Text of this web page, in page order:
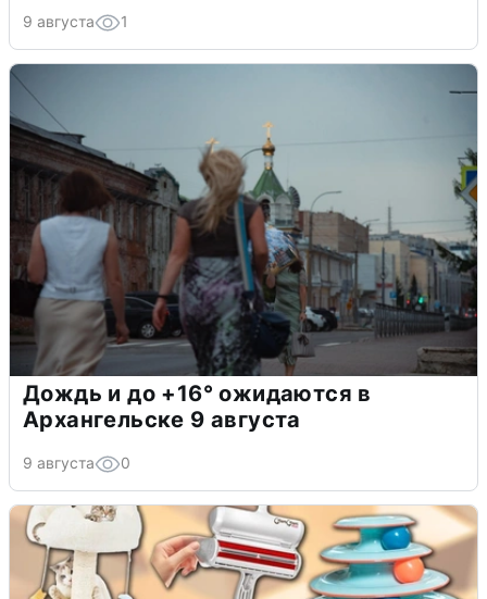
9 августа 1
Дождь и до +16° ожидаются в
Архангельске 9 августа
9 августа 0